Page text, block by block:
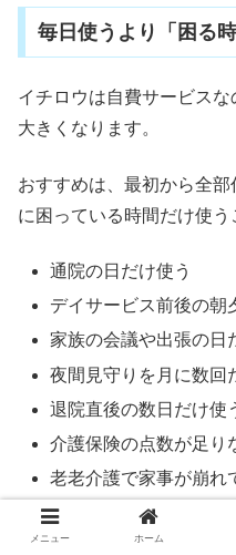
毎日使うより「困る
イチロウは自費サービス
大きくなります。
おすすめは、最初から全
に困っている時間だけ使う
通院の日だけ使う
デイサービス前後の朝
家族の会議や出張の日
夜間見守りを月に数回
退院直後の数日だけ使
介護保険の点数が足り
老老介護で家事が崩れ
う
メニュー ホーム